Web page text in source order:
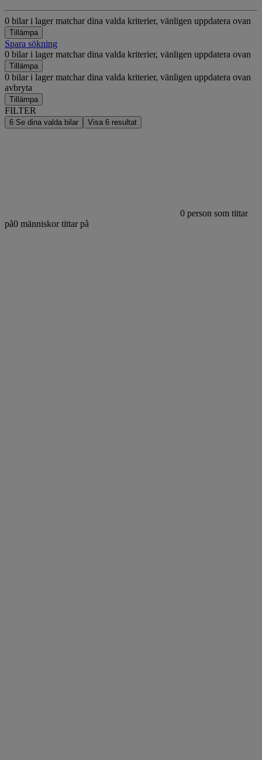
0 bilar i lager matchar dina valda kriterier, vänligen uppdatera ovan
Tillämpa
Spara sökning
0 bilar i lager matchar dina valda kriterier, vänligen uppdatera ovan
Tillämpa
0 bilar i lager matchar dina valda kriterier, vänligen uppdatera ovan
avbryta
Tillämpa
FILTER
6 Se dina valda bilar Visa 6 resultat
0 person som tittar
på0 människor tittar på